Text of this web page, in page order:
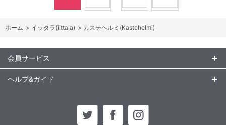
ホーム > イッタラ(iittala) > カステヘルミ(Kastehelmi)
会員サービス
ヘルプ&ガイド